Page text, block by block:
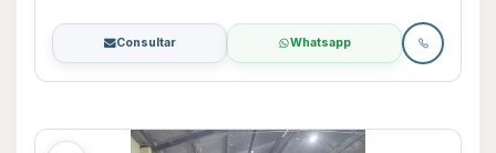
Consultar Whatsapp